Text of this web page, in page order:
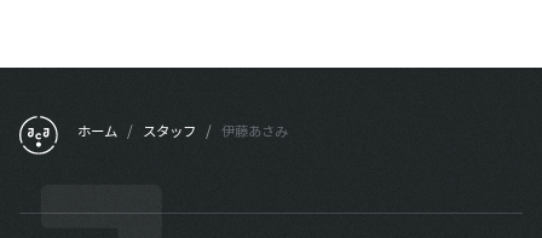
ホーム / スタッフ / 伊藤あさみ